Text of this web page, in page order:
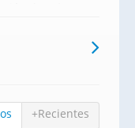
suelos de
radiadores y
+Recientes